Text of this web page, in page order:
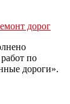
дорог
по
дороги».